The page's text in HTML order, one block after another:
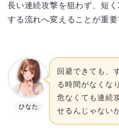
長い連続攻撃を狙わず、短
する流れへ変えることが重要
ひなた
回避できても、
る時間がなくな
危なくても連続
せるんじゃない